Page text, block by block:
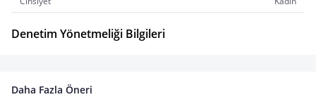
Denetim Yönetmeliği Bilgileri
Daha Fazla Öneri